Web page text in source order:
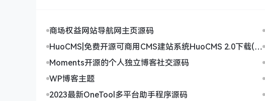
商场权益网站导航网主页源码
HuoCMS|免费开源可商用CMS建站系统HuoCMS 2.0下载(th
inkphp内核)
Moments开源的个人独立博客社交源码
WP博客主题
2023最新OneTool多平台助手程序源码